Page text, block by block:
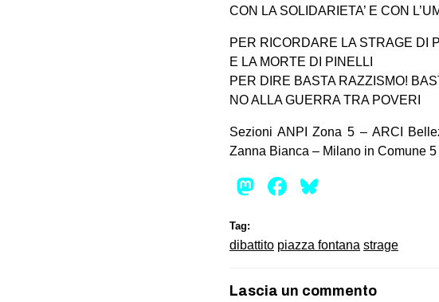
CON LA SOLIDARIETA’ E CON
PER RICORDARE LA STRAGE DI
E LA MORTE DI PINELLI
PER DIRE BASTA RAZZISMO!
NO ALLA GUERRA TRA POVERI
Sezioni ANPI Zona 5 – ARCI
Zanna Bianca – Milano in Comune
Mastodon
Facebook
Tag:
dibattito piazza fontana strage
Lascia un commento